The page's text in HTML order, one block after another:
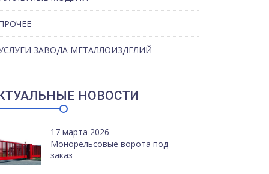
ЗАВОДА МЕТАЛЛОИЗДЕЛИЙ
НОВОСТИ
17 марта 2026
Монорельсовые ворота под
заказ